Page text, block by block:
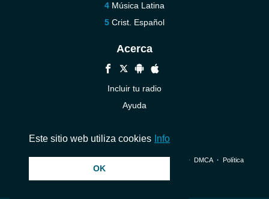
Música Latina
Crist. Español
Acerca
Incluir tu radio
Ayuda
© 2026 InstantAudio. Reservados todos los derechos. ・ DMCA・ Política
Este sitio web utiliza cookies Info
OK